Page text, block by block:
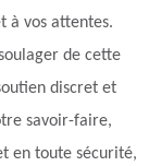
à vos attentes.
de cette
discret et
savoir-faire,
en toute sécurité,